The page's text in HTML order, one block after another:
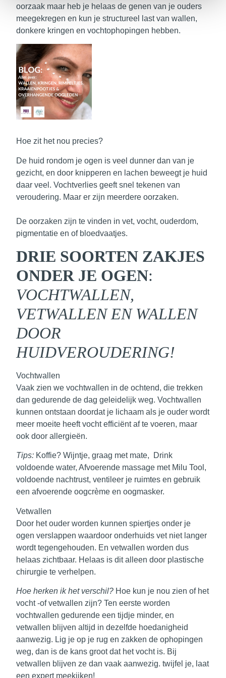
oorzaak maar heb je helaas de genen van je ouders
meegekregen en kun je structureel last van wallen,
donkere kringen en vochtophopingen hebben.
Hoe zit het nou precies?
De huid rondom je ogen is veel dunner dan van je
gezicht, en door knipperen en lachen beweegt je huid
daar veel. Vochtverlies geeft snel tekenen van
veroudering. Maar er zijn meerdere oorzaken.
De oorzaken zijn te vinden in vet, vocht, ouderdom,
pigmentatie en of bloedvaatjes.
DRIE SOORTEN ZAKJES
ONDER JE OGEN:
VOCHTWALLEN,
VETWALLEN EN WALLEN
DOOR
HUIDVEROUDERING!
Vochtwallen
Vaak zien we vochtwallen in de ochtend, die trekken
dan gedurende de dag geleidelijk weg. Vochtwallen
kunnen ontstaan doordat je lichaam als je ouder wordt
meer moeite heeft vocht efficiënt af te voeren, maar
ook door allergieën.
Tips: Koffie? Wijntje, graag met mate, Drink
voldoende water, Afvoerende massage met Milu Tool,
voldoende nachtrust, ventileer je ruimtes en gebruik
een afvoerende oogcrème en oogmasker.
Vetwallen
Door het ouder worden kunnen spiertjes onder je
ogen verslappen waardoor onderhuids vetniet langer
wordt tegengehouden. En vetwallen worden dus
helaas zichtbaar. Helaas is dit alleen door plastische
chirurgie te verhelpen.
Hoe herken ik het verschil? Hoe kun je nou zien of het
vocht -of vetwallen zijn? Ten eerste worden
vochtwallen gedurende een tijdje minder, en
vetwallen blijven altijd in dezelfde hoedanigheid
aanwezig. Lig je op je rug en zakken de ophopingen
weg, dan is de kans groot dat het vocht is. Bij
vetwallen blijven ze dan vaak aanwezig. twijfel je, laat
een expert meekijken!